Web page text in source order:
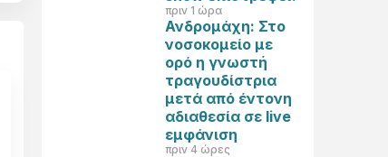
πριν 1 ώρα
Ανδρομάχη: Στο
νοσοκομείο με
ορό η γνωστή
τραγουδίστρια
μετά από έντονη
αδιαθεσία σε live
εμφάνιση
πριν 4 ώρες